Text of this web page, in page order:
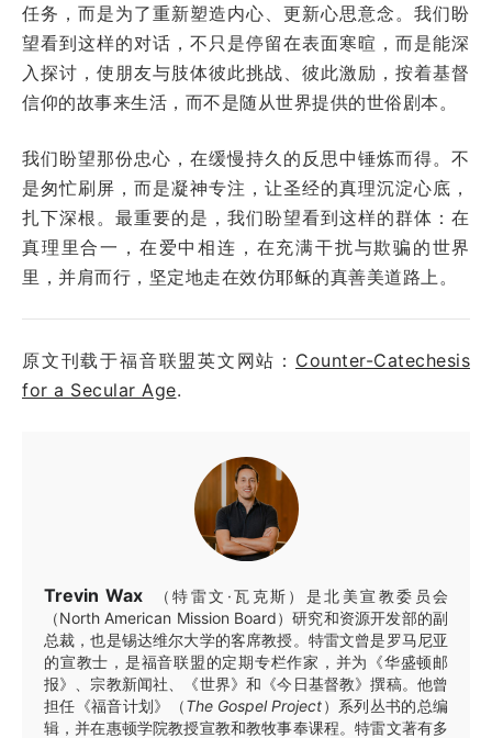
任务，而是为了重新塑造内心、更新心思意念。我们盼
望看到这样的对话，不只是停留在表面寒暄，而是能深
入探讨，使朋友与肢体彼此挑战、彼此激励，按着基督
信仰的故事来生活，而不是随从世界提供的世俗剧本。
我们盼望那份忠心，在缓慢持久的反思中锤炼而得。不
是匆忙刷屏，而是凝神专注，让圣经的真理沉淀心底，
扎下深根。最重要的是，我们盼望看到这样的群体：在
真理里合一，在爱中相连，在充满干扰与欺骗的世界
里，并肩而行，坚定地走在效仿耶稣的真善美道路上。
原文刊载于福音联盟英文网站： Counter-Catechesis
for a Secular Age.
Trevin Wax
（特雷文·瓦克斯）是北美宣教委员会
（North American Mission Board）研究和资源开发部的副
总裁，也是锡达维尔大学的客席教授。特雷文曾是罗马尼亚
的宣教士，是福音联盟的定期专栏作家，并为《华盛顿邮
报》、宗教新闻社、《世界》和《今日基督教》撰稿。他曾
担任《福音计划》（The Gospel Project）系列丛书的总编
辑，并在惠顿学院教授宣教和教牧事奉课程。特雷文著有多